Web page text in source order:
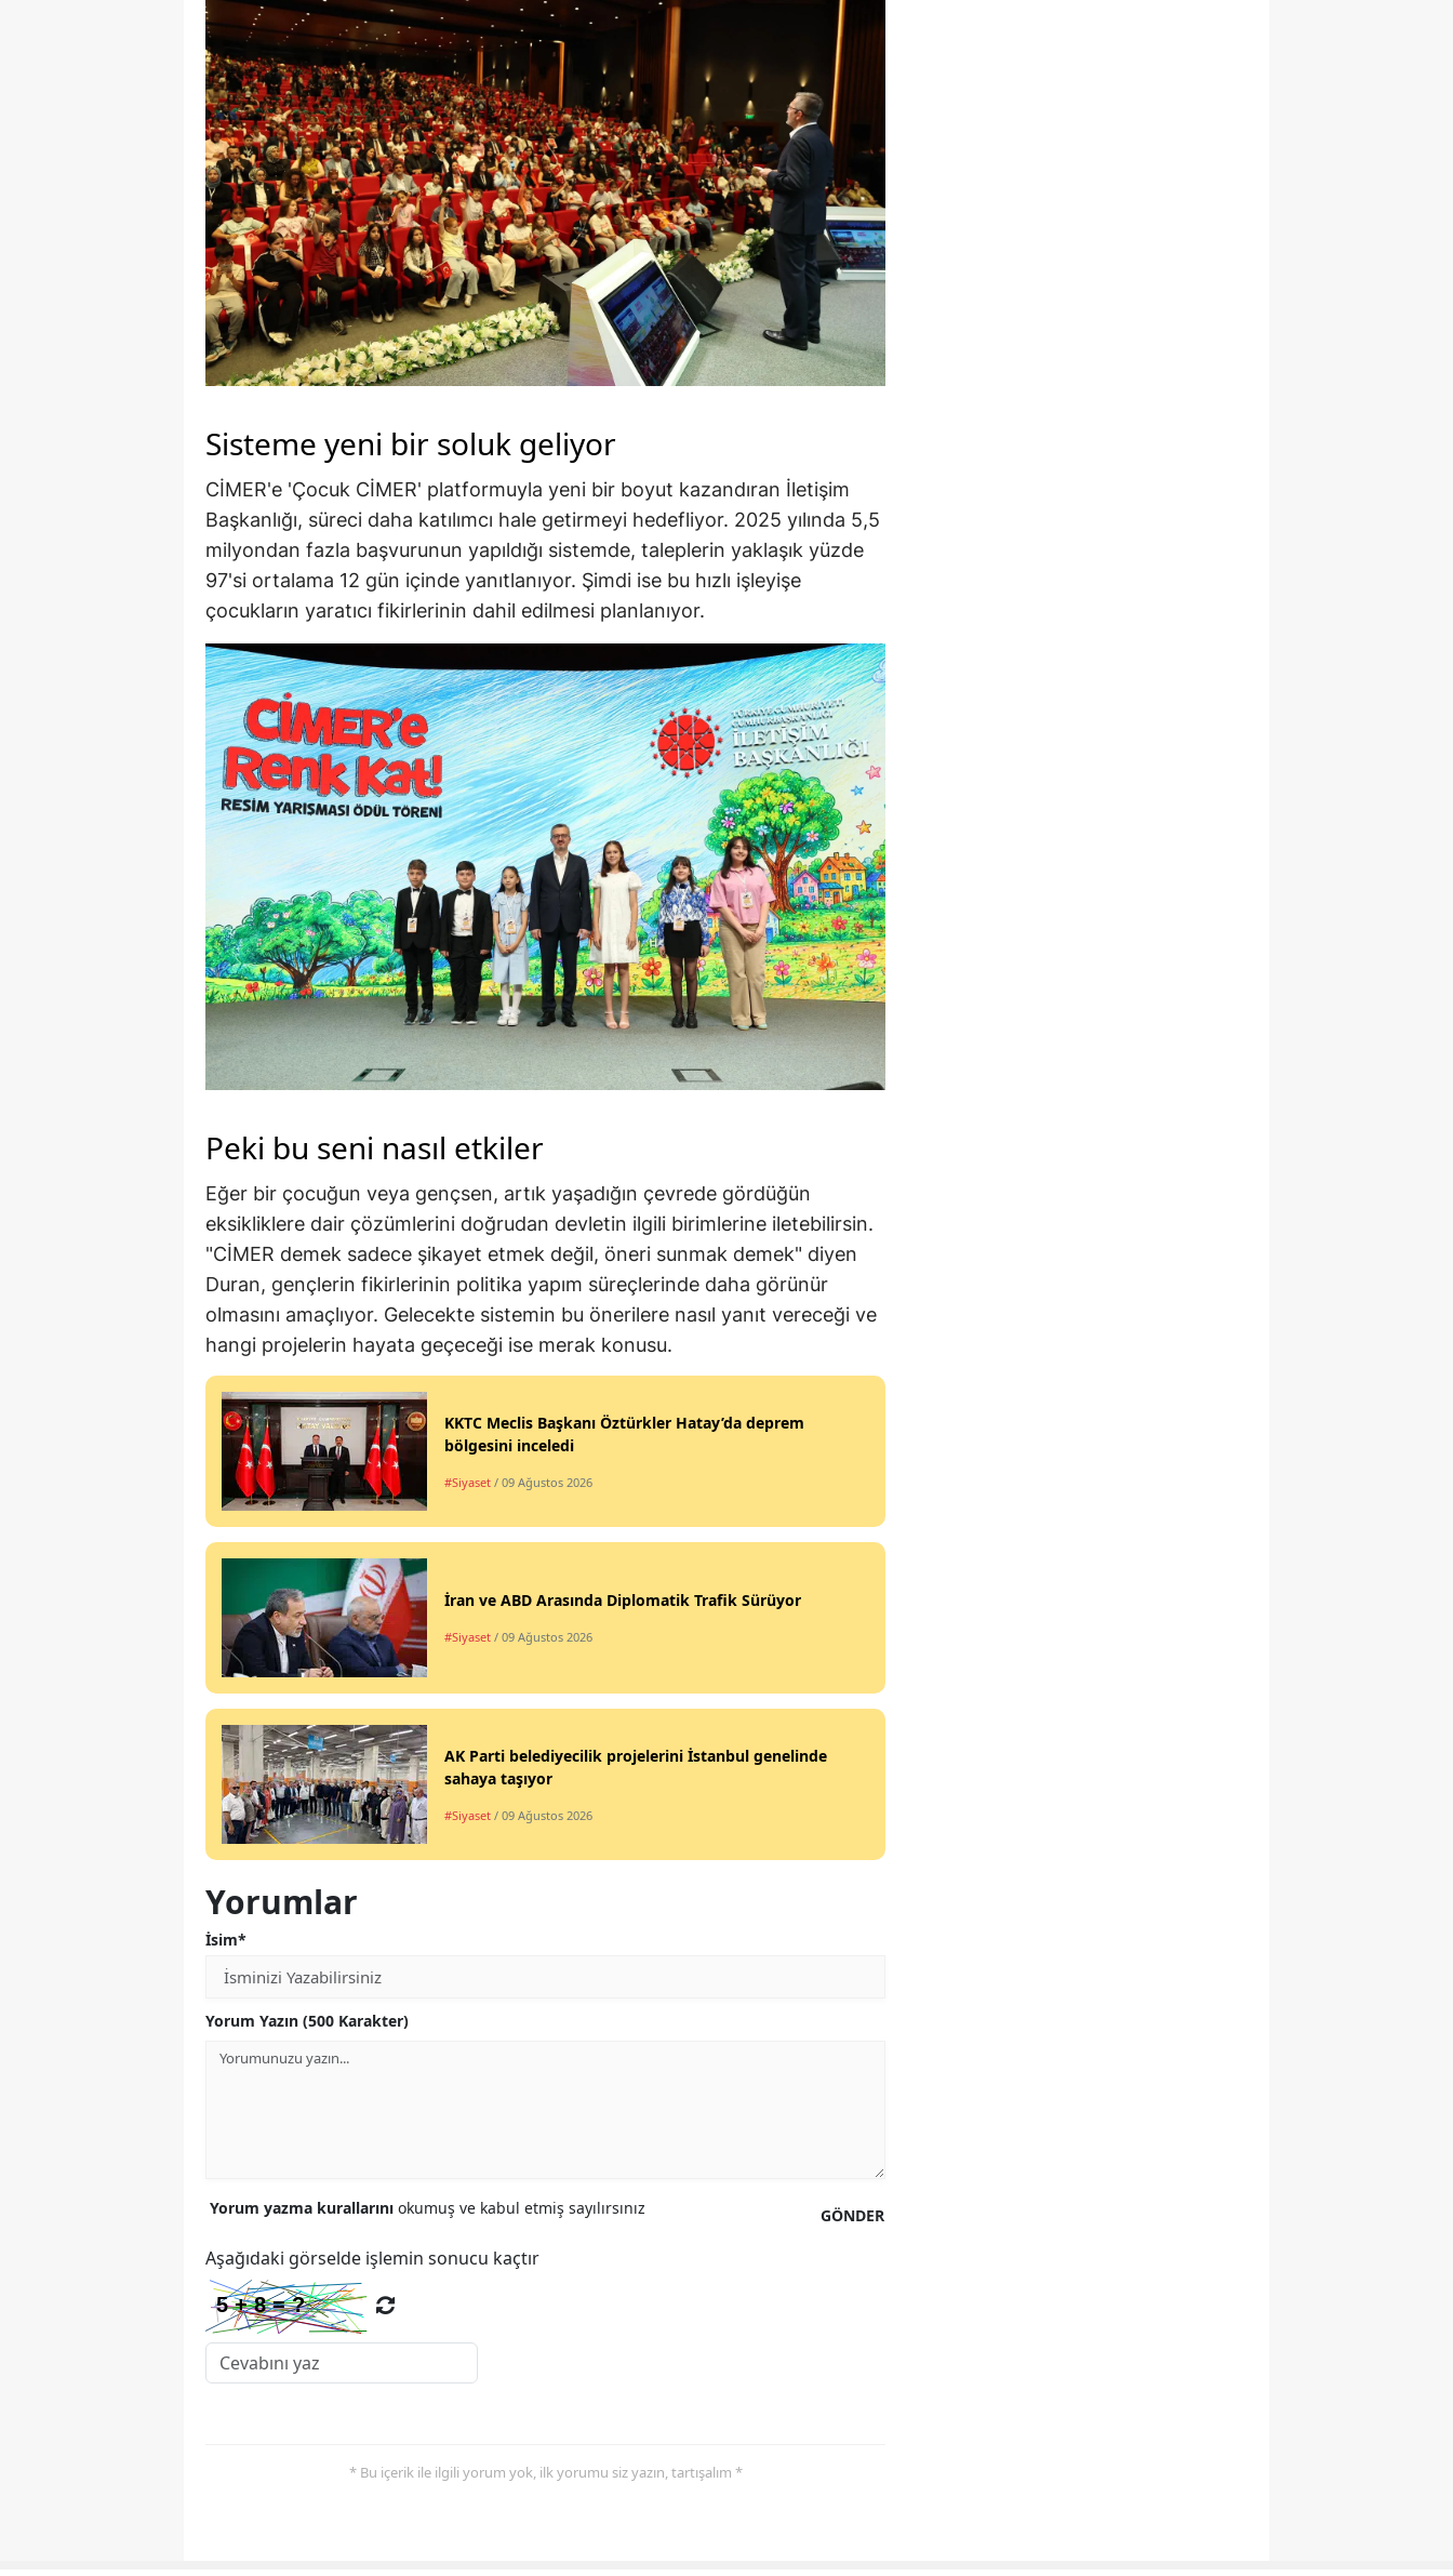
Sisteme yeni bir soluk geliyor
CİMER'e 'Çocuk CİMER' platformuyla yeni bir boyut kazandıran İletişim
Başkanlığı, süreci daha katılımcı hale getirmeyi hedefliyor. 2025 yılında 5,5
milyondan fazla başvurunun yapıldığı sistemde, taleplerin yaklaşık yüzde
97'si ortalama 12 gün içinde yanıtlanıyor. Şimdi ise bu hızlı işleyişe
çocukların yaratıcı fikirlerinin dahil edilmesi planlanıyor.
Peki bu seni nasıl etkiler
Eğer bir çocuğun veya gençsen, artık yaşadığın çevrede gördüğün
eksikliklere dair çözümlerini doğrudan devletin ilgili birimlerine iletebilirsin.
"CİMER demek sadece şikayet etmek değil, öneri sunmak demek" diyen
Duran, gençlerin fikirlerinin politika yapım süreçlerinde daha görünür
olmasını amaçlıyor. Gelecekte sistemin bu önerilere nasıl yanıt vereceği ve
hangi projelerin hayata geçeceği ise merak konusu.
KKTC Meclis Başkanı Öztürkler Hatay’da deprem
bölgesini inceledi
#Siyaset / 09 Ağustos 2026
İran ve ABD Arasında Diplomatik Trafik Sürüyor
#Siyaset / 09 Ağustos 2026
AK Parti belediyecilik projelerini İstanbul genelinde
sahaya taşıyor
#Siyaset / 09 Ağustos 2026
Yorumlar
İsim*
Yorum Yazın (500 Karakter)
GÖNDER
Yorum yazma kurallarını okumuş ve kabul etmiş sayılırsınız
Aşağıdaki görselde işlemin sonucu kaçtır
* Bu içerik ile ilgili yorum yok, ilk yorumu siz yazın, tartışalım *